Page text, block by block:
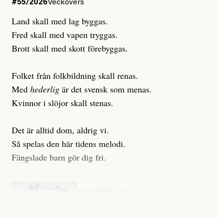
#55/2026Veckovers
Land skall med lag byggas.
Fred skall med vapen tryggas.
Brott skall med skott förebyggas.
Folket från folkbildning skall renas.
Med hederlig är det svensk som menas.
Kvinnor i slöjor skall stenas.
Det är alltid dom, aldrig vi.
Så spelas den här tidens melodi.
Fängslade barn gör dig fri.